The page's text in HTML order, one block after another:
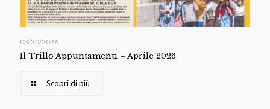
03/30/2026
Il Trillo Appuntamenti – Aprile 2026
Scopri di più